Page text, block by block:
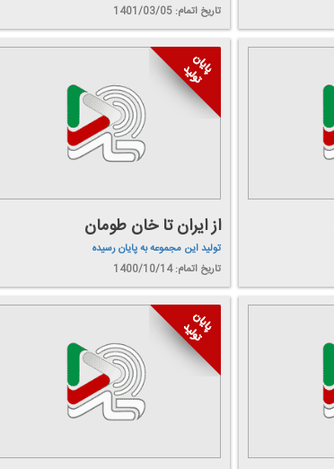
تاریخ اتمام: 1401/03/05
از ایران تا خان طومان
تولید این مجموعه به پایان رسیده
تاریخ اتمام: 1400/10/14